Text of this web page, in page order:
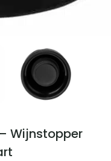
Wijnstopper